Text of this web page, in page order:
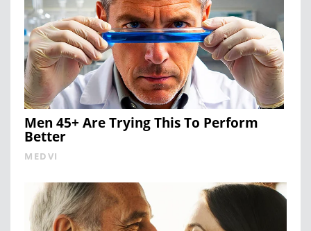
Men 45+ Are Trying This To Perform
Better
MEDVI